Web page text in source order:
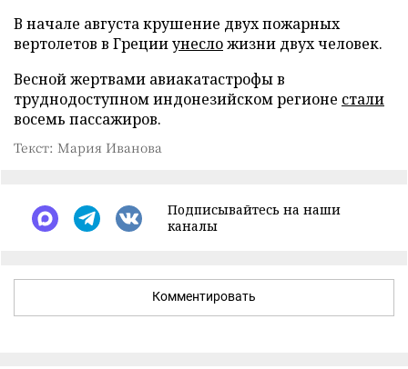
В начале августа крушение двух пожарных
вертолетов в Грецииунесложизни двух человек.
Весной жертвами авиакатастрофы в
труднодоступном индонезийском регионе стали
восемь пассажиров.
Текст: Мария Иванова
Подписывайтесь на наши
каналы
Комментировать